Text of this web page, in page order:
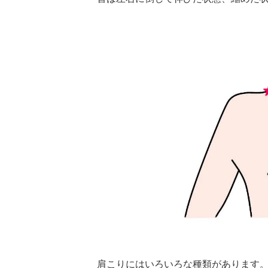
肩こりにはいろいろな種類があります